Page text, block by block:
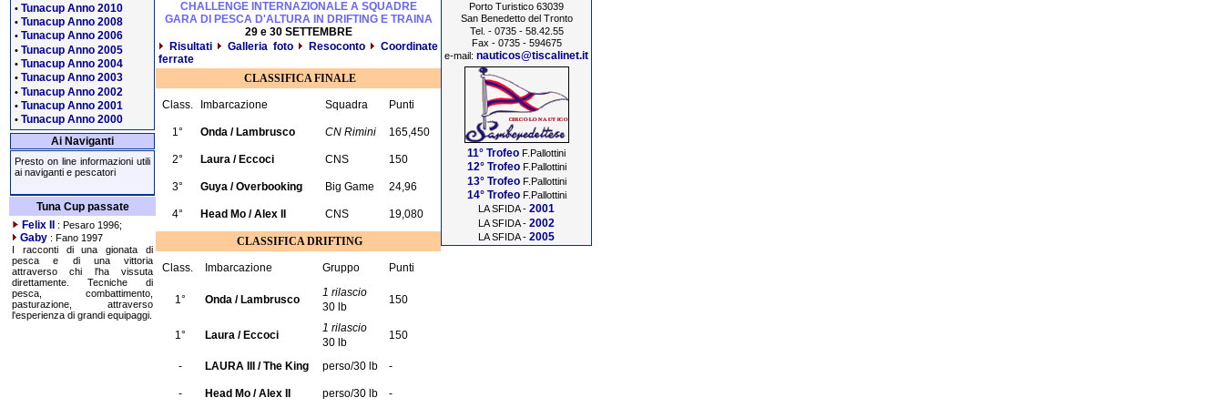
• Tunacup Anno 2010
• Tunacup Anno 2008
• Tunacup Anno 2006
• Tunacup Anno 2005
• Tunacup Anno 2004
• Tunacup Anno 2003
• Tunacup Anno 2002
• Tunacup Anno 2001
• Tunacup Anno 2000
Ai Naviganti
Presto on line informazioni utili
ai naviganti e pescatori
Tuna Cup passate
Felix II
: Pesaro 1996;
Gaby : Fano 1997
I racconti di una gionata di
pesca e di una vittoria
attraverso chi l'ha vissuta
direttamente. Tecniche di
pesca, combattimento,
pasturazione, attraverso
l'esperienza di grandi equipaggi.
CHALLENGE INTERNAZIONALE A SQUADRE
GARA DI PESCA D'ALTURA IN DRIFTING E TRAINA
29 e 30 SETTEMBRE
Risultati
Galleria foto Resoconto
Coordinate
ferrate
CLASSIFICA FINALE
Class. Imbarcazione Squadra Punti
1° Onda / Lambrusco CN Rimini 165,450
2° Laura / Eccoci CNS 150
3° Guya / Overbooking Big Game 24,96
4° Head Mo / Alex II CNS 19,080
CLASSIFICA DRIFTING
Class. Imbarcazione Gruppo Punti
1° Onda / Lambrusco
1 rilascio
30 lb
150
1° Laura / Eccoci
1 rilascio
30 lb
150
- LAURA III / The King perso/30 lb -
- Head Mo / Alex II perso/30 lb -
Porto Turistico 63039
San Benedetto del Tronto
Tel. - 0735 - 58.42.55
Fax - 0735 - 594675
e-mail: nauticos@tiscalinet.it
11° Trofeo F.Pallottini
12° TrofeoF.Pallottini
13° TrofeoF.Pallottini
14° TrofeoF.Pallottini
LA SFIDA - 2001
LA SFIDA - 2002
LA SFIDA - 2005